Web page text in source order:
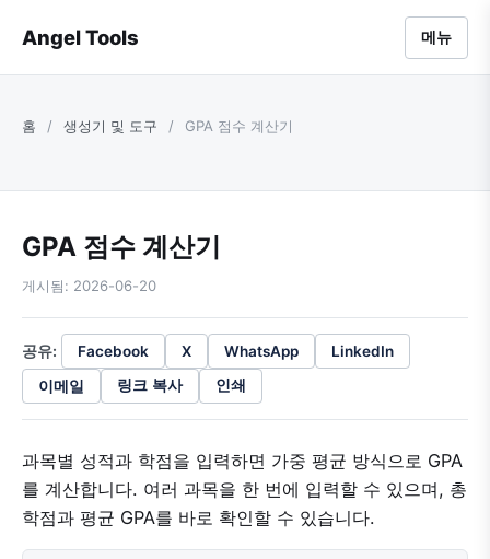
Angel Tools 메뉴
홈 / 생성기 및 도구 / GPA 점수 계산기
GPA 점수 계산기
게시됨: 2026-06-20
공유: Facebook X WhatsApp
LinkedIn
이메일
링크 복사 인쇄
과목별 성적과 학점을 입력하면 가중 평균 방식으로 GPA
를 계산합니다. 여러 과목을 한 번에 입력할 수 있으며, 총
학점과 평균 GPA를 바로 확인할 수 있습니다.